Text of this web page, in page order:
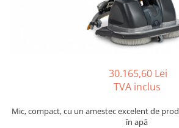
Detergenti geamuri
Detergenti pardoseala
Detergenti toaleta, grup sanitar
Dezinfectanti profesionali
30.165,60 Lei
TVA inclus
Mic, compact, cu un amestec excelent de
în apă